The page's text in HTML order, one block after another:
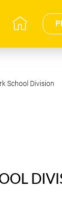
School Division